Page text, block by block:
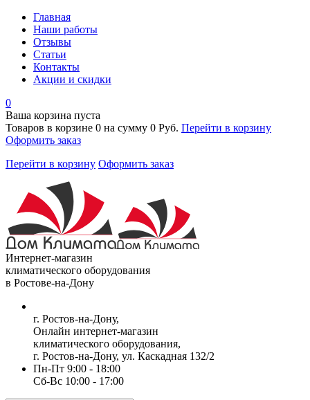
Главная
Наши работы
Отзывы
Статьи
Контакты
Акции и скидки
0
Ваша корзина пуста
Товаров в корзине 0 на сумму 0 Руб. Перейти в корзину
Оформить заказ
Перейти в корзину Оформить заказ
Интернет-магазин
климатического оборудования
в Ростове-на-Дону
г. Ростов-на-Дону,
Онлайн интернет-магазин
климатического оборудования,
г. Ростов-на-Дону, ул. Каскадная 132/2
Пн-Пт 9:00 - 18:00
Сб-Вс 10:00 - 17:00